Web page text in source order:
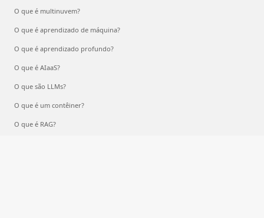
O que é multinuvem?
O que é aprendizado de máquina?
O que é aprendizado profundo?
O que é AIaaS?
O que são LLMs?
O que é um contêiner?
O que é RAG?